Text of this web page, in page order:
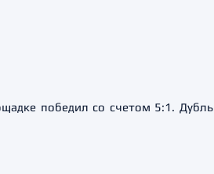
победил со счетом 5:1. Дубль